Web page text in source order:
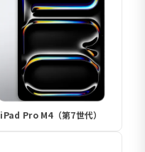
iPad Pro M4（第7世代）